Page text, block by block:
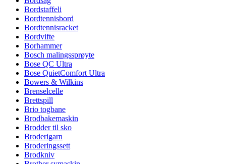
Bordstaffeli
Bordtennisbord
Bordtennisracket
Bordvifte
Borhammer
Bosch malingssprøyte
Bose QC Ultra
Bose QuietComfort Ultra
Bowers & Wilkins
Brenselcelle
Brettspill
Brio togbane
Brodbakemaskin
Brodder til sko
Broderigarn
Broderingssett
Brodkniv